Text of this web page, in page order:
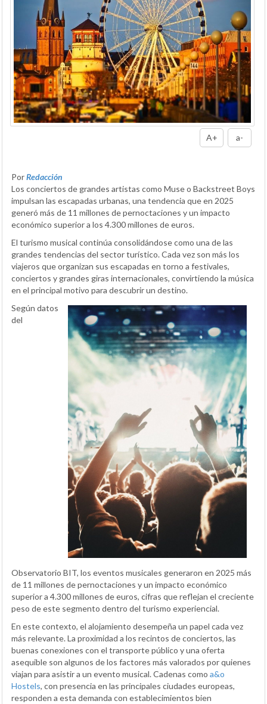
A+ a-
PorRedacción
Los conciertos de grandes artistas como Muse o Backstreet Boys
impulsan las escapadas urbanas, una tendencia que en 2025
generó más de 11 millones de pernoctaciones y un impacto
económico superior a los 4.300 millones de euros.
El turismo musical continúa consolidándose como una de las
grandes tendencias del sector turístico. Cada vez son más los
viajeros que organizan sus escapadas en torno a festivales,
conciertos y grandes giras internacionales, convirtiendo la música
en el principal motivo para descubrir un destino.
Según datos
del
Observatorio BIT, los eventos musicales generaron en 2025 más
de 11 millones de pernoctaciones y un impacto económico
superior a 4.300 millones de euros, cifras que reflejan el creciente
peso de este segmento dentro del turismo experiencial.
En este contexto, el alojamiento desempeña un papel cada vez
más relevante. La proximidad a los recintos de conciertos, las
buenas conexiones con el transporte público y una oferta
asequible son algunos de los factores más valorados por quienes
viajan para asistir a un evento musical. Cadenas como a&o
Hostels, con presencia en las principales ciudades europeas,
responden a esta demanda con establecimientos bien